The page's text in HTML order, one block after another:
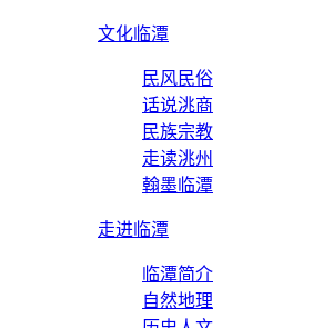
文化临潭
民风民俗
话说洮商
民族宗教
走读洮州
翰墨临潭
走进临潭
临潭简介
自然地理